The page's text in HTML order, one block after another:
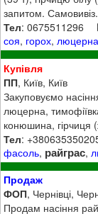
запитом. Самовивіз.
Тел: 0675511296
соя, горох,люцерна
Купівля
ПП, Київ, Київ
Закуповуємо
люцерна,
конюшина, гірчиця
Тел:
фасоль, райграс,
Продаж
ФОП, Чернівці,
Продам насіння